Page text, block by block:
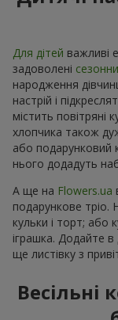
Для дітей важливі
задоволені
народження
настрій і
містить повітряні
хлопчика також
або подарунковий
нього додадуть
А ще на Flowers.ua
подарункове тріо.
кульки і торт; або
іграшка. Додайте
ще листівку з
Весільні